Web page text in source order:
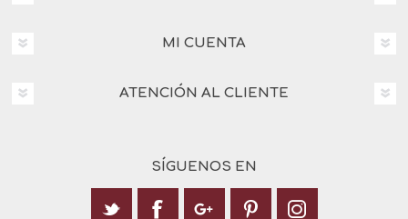
MI CUENTA
ATENCIÓN AL CLIENTE
SÍGUENOS EN